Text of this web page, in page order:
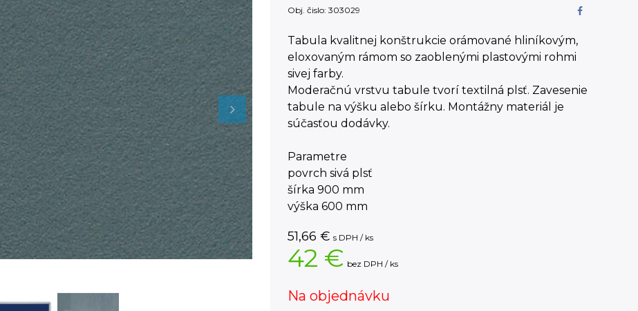
Obj. čislo: 303029
Tabula kvalitnej konštrukcie orámované hliníkovým,
eloxovaným rámom so zaoblenými plastovými rohmi
sivej farby.
Moderačnú vrstvu tabule tvorí textilná plsť. Zavesenie
tabule na výšku alebo šírku. Montážny materiál je
súčasťou dodávky.
Parametre
povrch sivá plsť
šírka 900 mm
výška 600 mm
51,66 € s DPH / ks
42 € bez DPH / ks
Na objednávku